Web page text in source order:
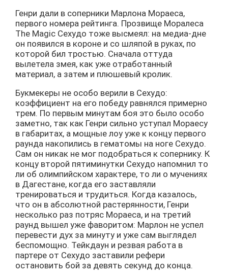
Генри дали в соперники Марлона Мораеса,
первого номера рейтинга. Прозвище Моралеса
The Magic Сехудо тоже высмеял: на медиа-дне
он появился в короне и со шляпой в руках, по
которой бил тростью. Сначала оттуда
вылетела змея, как уже отработанный
материал, а затем и плюшевый кролик.
Букмекеры не особо верили в Сехудо:
коэффициент на его победу равнялся примерно
трем. По первым минутам боя это было особо
заметно, так как Генри сильно уступал Мораесу
в габаритах, а мощные лоу уже к концу первого
раунда накопились в гематомы на ноге Сехудо.
Сам он никак не мог подобраться к сопернику. К
концу второй пятиминутки Сехудо напомнил то
ли об олимпийском характере, то ли о мучениях
в Дагестане, когда его заставляли
тренироваться и трудиться. Когда казалось,
что он в абсолютной растерянности, Генри
несколько раз потряс Мораеса, и на третий
раунд вышел уже фаворитом: Марлон не успел
перевести дух за минуту и уже сам выглядел
беспомощно. Тейкдаун и резвая работа в
партере от Сехудо заставили рефери
остановить бой за девять секунд до конца.